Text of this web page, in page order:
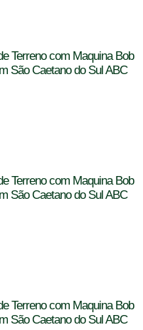
Terreno com Maquina Bob
São Caetano do Sul ABC
Terreno com Maquina Bob
São Caetano do Sul ABC
Terreno com Maquina Bob
São Caetano do Sul ABC